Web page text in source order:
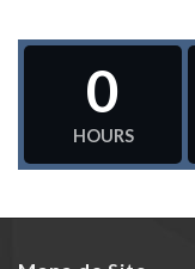
0
HOURS